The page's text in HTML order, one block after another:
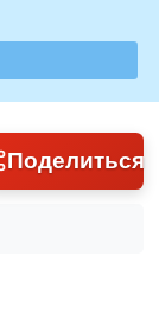
Поделиться